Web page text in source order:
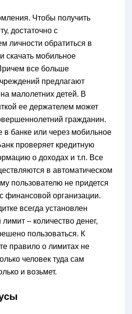
Чтобы получить
достаточно с
личности обратиться в
скачать мобильное
все больше
предлагают
малолетних детей. В
ее держателем может
гражданин.
банке или через мобильное
проверяет кредитную
о доходах и т.п. Все
в автоматическом
пользователю не придется
финансовой организации.
всегда установлен
– количество денег,
пользоваться. К
правило о лимитах не
человек туда сам
и возьмет.